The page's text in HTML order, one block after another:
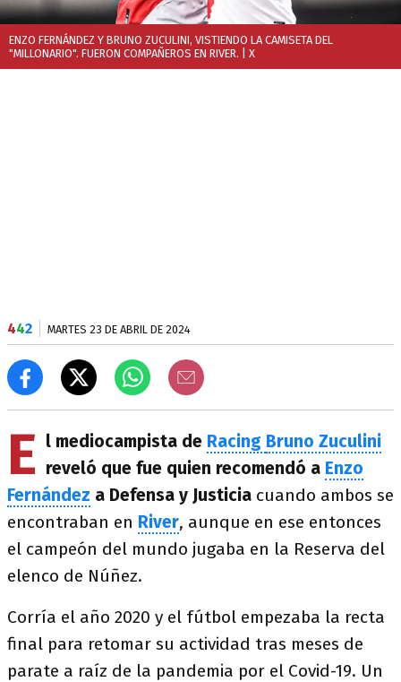
ENZO FERNÁNDEZ Y BRUNO ZUCULINI, VISTIENDO LA CAMISETA DEL
"MILLONARIO". FUERON COMPAÑEROS EN RIVER. | X
442 MARTES 23 DE ABRIL DE 2024
E l mediocampista de Racing Bruno Zuculini
reveló que fue quien recomendó a Enzo
Fernández a Defensa y Justicia cuando ambos se
encontraban en River, aunque en ese entonces
el campeón del mundo jugaba en la Reserva del
elenco de Núñez.
Corría el año 2020 y el fútbol empezaba la recta
final para retomar su actividad tras meses de
parate a raíz de la pandemia por el Covid-19. Un